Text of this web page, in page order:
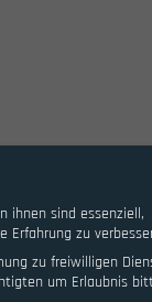
ihnen sind essenziell,
Erfahrung zu
zu freiwilligen
um Erlaubnis